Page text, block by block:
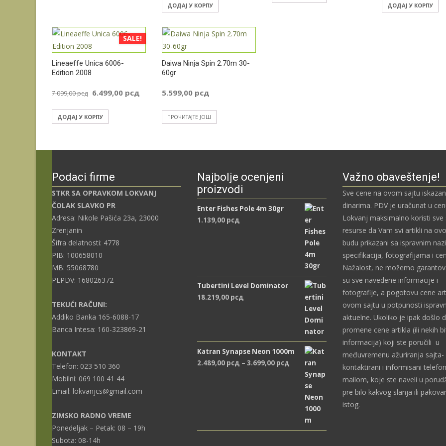
ДОДАЈ У КОРПУ ДОДАЈ У КОРПУ
SALE!
Lineaeffe Unica 6006-
Edition 2008
7.099,00рсд Оригинална
цена
7.099,00 рсд.
6.499,00 рсд
Тренутна
цена
ДОДАЈ У КОРПУ
Daiwa Ninja Spin 2.70m 30-
60gr
5.599,00 рсд
ПРОЧИТАЈТЕ ЈОШ
Podaci firme
STKR SA OPRAVKOM LOKVANJ
ČOLAK SLAVKO PR
Adresa: Nikole Pašića 23a, 23000
Zrenjanin
Šifra delatnosti: 4778
PIB: 100658010
MB: 55068780
PEPDV: 168026372
TEKUĆI RAČUNI:
Addiko Banka 165-6088-17
Banca Intesa: 160-323869-21
KONTAKT
Telefon: 023 510 360
Mobilni: 069 100 41 44
Email: lokvanjcs@gmail.com
ZIMSKO RADNO VREME
Ponedeljak – Petak: 08 – 19h
Subota: 08-14h
Najbolje ocenjeni
proizvodi
Enter Fishes Pole 4m 30gr
1.139,00 рсд
Tubertini Level Dominator
18.219,00 рсд
Katran Synapse Neon 1000m
2.489,00 рсд – 3.699,00 рсд Распон
цена:
2.489,00 рсд
3.699,00 рсд
Važno obaveštenje!
Sve cene na ovom sajtu
dinarima. PDV je uračunat u
Lokvanj maksimalno koristi sve
resurse da Vam svi artikli na
budu prikazani sa ispravnim
specifikacija, fotografijama i
Nažalost, ne možemo
su sve navedene informacije i
fotografije, a pogotovu cene
ovom sajtu u potpunosti
aktuelne. Ukoliko je ipak došlo
promene cene artikla (ili nekih
informacija) koji ste poručili u
međuvremenu ažuriranja sajta-
kontaktirani i informisani
mailom, koje ste naveli u
pre bilo kakvog slanja ili
istog.